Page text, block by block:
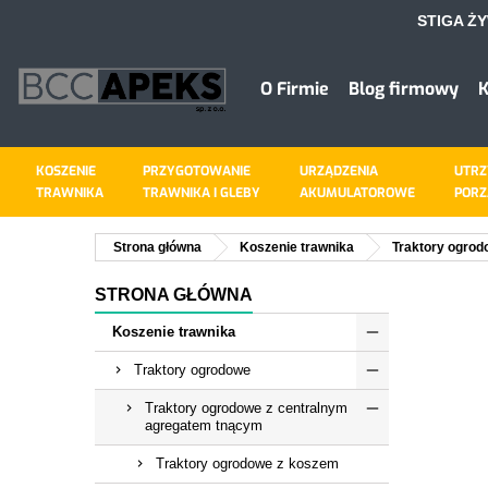
STIGA
O Firmie Blog firmowy
KOSZENIE
TRAWNIKA
PRZYGOTOWANIE
TRAWNIKA I GLEBY
URZĄDZENIA
AKUMULATOROWE
Strona główna Koszenie trawnika Traktory
STRONA GŁÓWNA
Koszenie trawnika
Traktory ogrodowe
Traktory ogrodowe z centralnym
agregatem tnącym
Traktory ogrodowe z koszem